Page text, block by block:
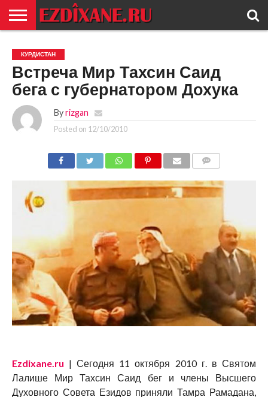
ЕЗИДИЗМ
НОВОСТИ
ИСТОРИЯ
КУЛЬТУРА
КОНТАКТ
КУРДИСТАН
Встреча Мир Тахсин Саид
бега с губернатором Дохука
By rizgan
Posted on 12/10/2010
Ezdixane.ru | Сегодня 11 октября 2010 г. в Святом
Лалише Мир Тахсин Саид бег и члены Высшего
Духовного Совета Езидов приняли Тамра Рамадана,